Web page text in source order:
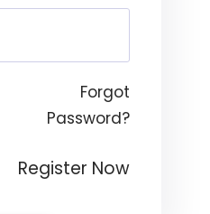
Forgot
Password?
Register Now